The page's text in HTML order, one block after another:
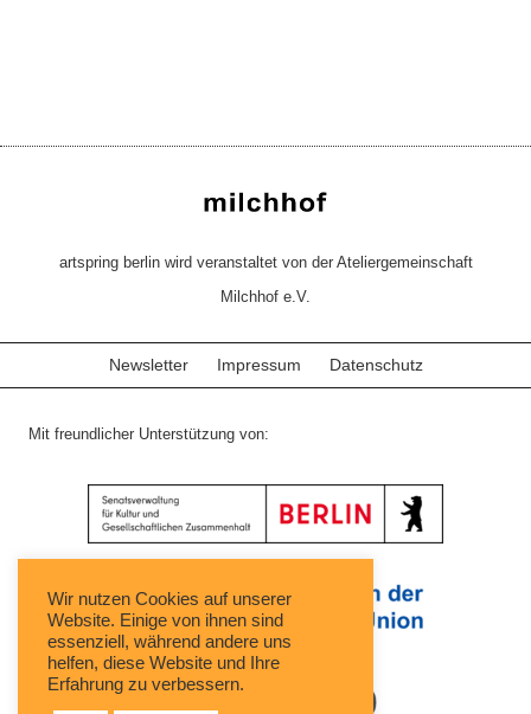
artspring berlin wird veranstaltet von der Ateliergemeinschaft
Milchhof e.V.
Newsletter Impressum Datenschutz
Mit freundlicher Unterstützung von:
Wir nutzen Cookies auf unserer
Website. Einige von ihnen sind
essenziell, während andere uns
helfen, diese Website und Ihre
Erfahrung zu verbessern.